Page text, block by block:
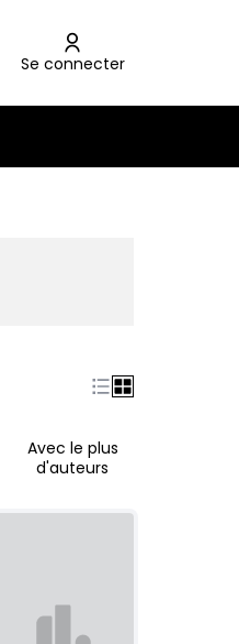
Se connecter
Avec le plus
d'auteurs